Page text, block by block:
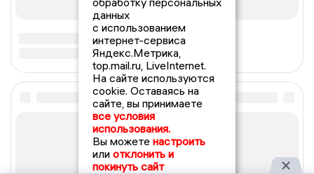
данных
с использованием
интернет-сервиса
Яндекс.Метрика,
top.mail.ru, LiveInternet.
На сайте используются
cookie. Оставаясь на
сайте, вы принимаете
все условия
использования.
Вы можете настроить
или отклонить и
покинуть сайт